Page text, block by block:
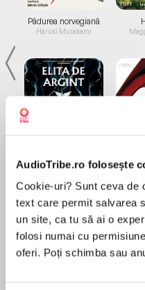
AudioTribe.ro folosește
Cookie-uri? Sunt ceva de
text care permit salvarea
un site, ca tu să ai o
folosi numai cu
oferi. Poți schimba sau
Pădurea norvegiană
Haruki Murakami
de...
Dani Francis
Desprecarte
Rich Manning and